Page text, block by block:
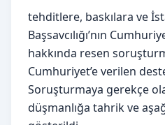
tehditlere, baskılara ve
Başsavcılığı’nın
hakkında resen
Cumhuriyet’e verilen
Soruşturmaya gerekçe
düşmanlığa tahrik ve